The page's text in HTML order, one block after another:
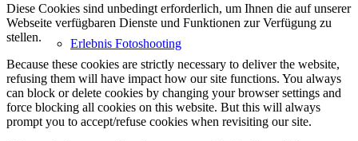
Erlebnis Fotoshooting
Diese Cookies sind unbedingt erforderlich, um Ihnen die auf unserer
Webseite verfügbaren Dienste und Funktionen zur Verfügung zu
stellen.
Because these cookies are strictly necessary to deliver the website,
refusing them will have impact how our site functions. You always
can block or delete cookies by changing your browser settings and
force blocking all cookies on this website. But this will always
prompt you to accept/refuse cookies when revisiting our site.